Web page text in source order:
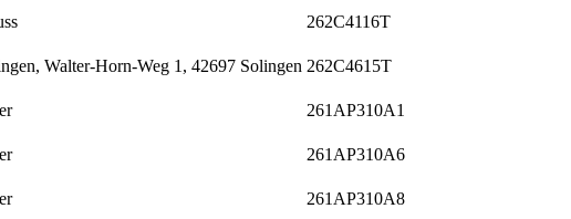
262C4116T
Walter-Horn-Weg 1, 42697 Solingen 262C4615T
261AP310A1
261AP310A6
261AP310A8